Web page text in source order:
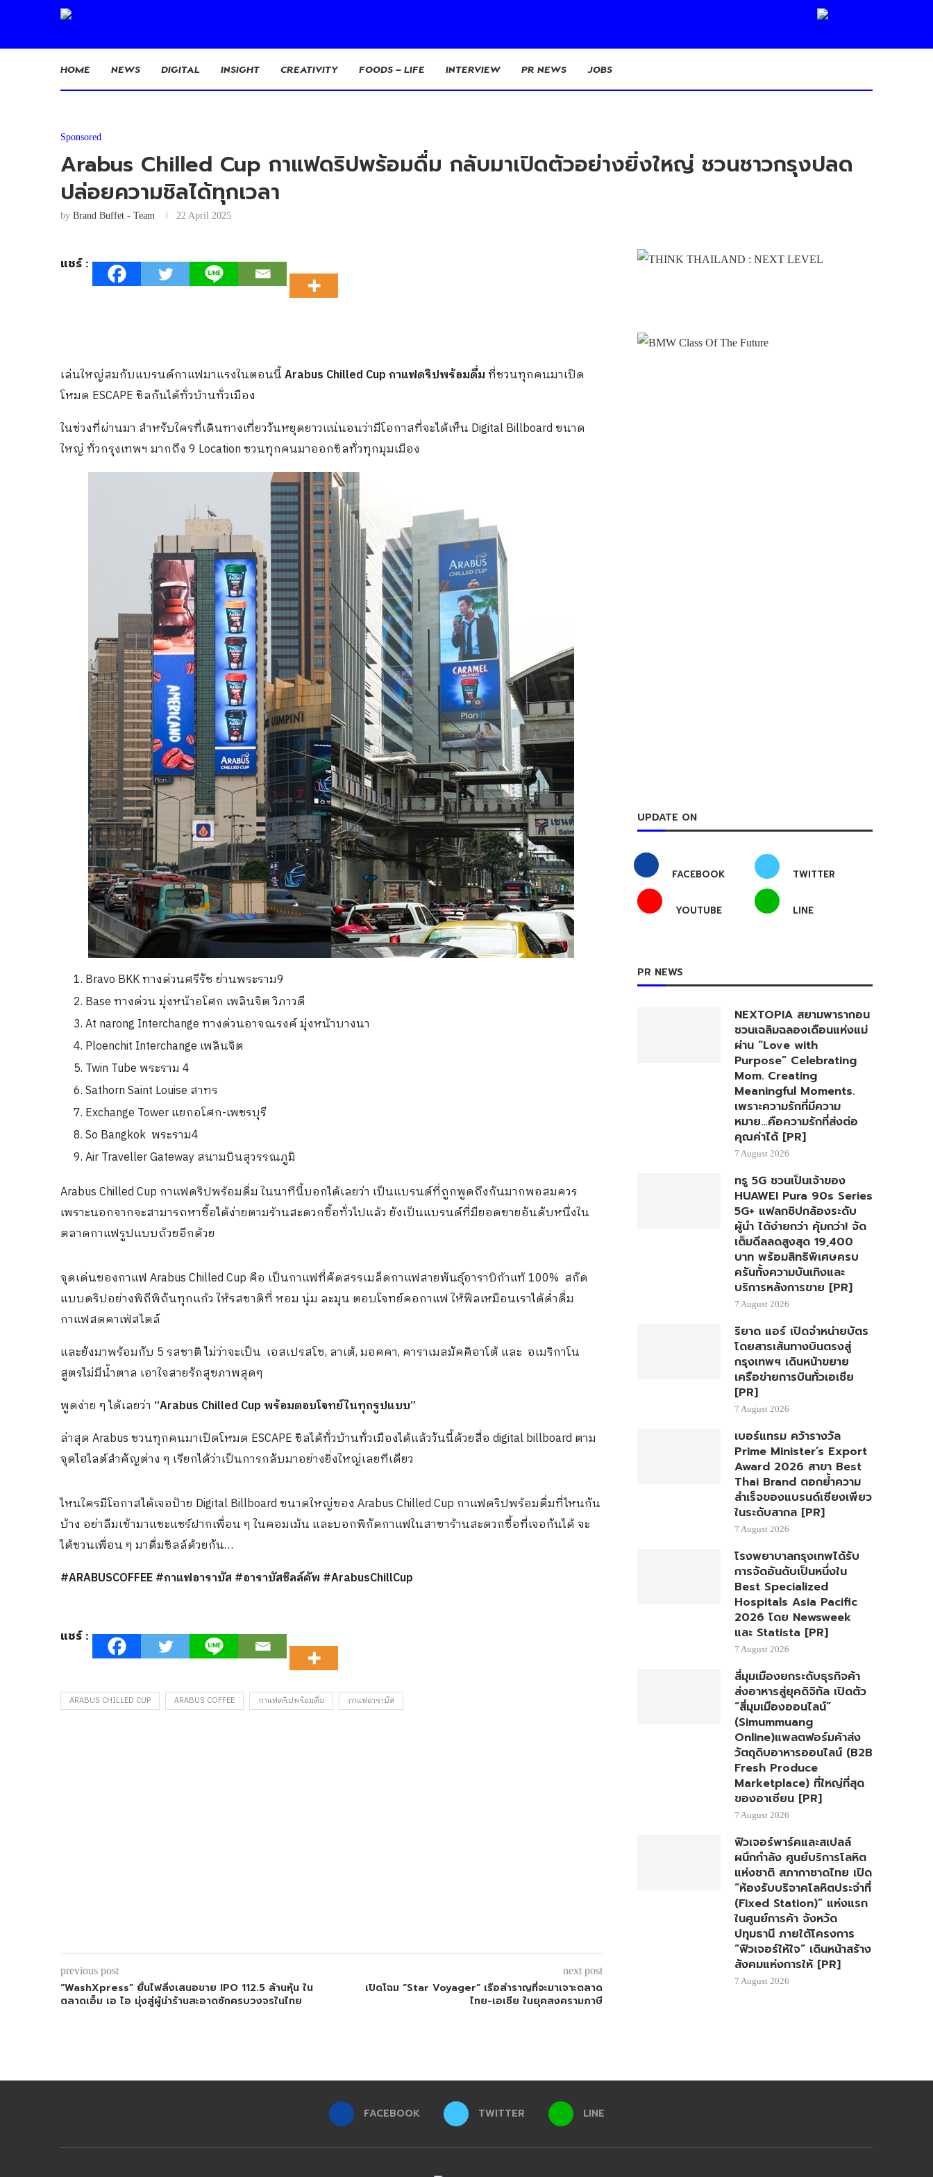
HOME NEWS DIGITAL INSIGHT CREATIVITY FOODS – LIFE INTERVIEW PR NEWS JOBS
Sponsored
Arabus Chilled Cup กาแฟดริปพร้อมดื่ม กลับมาเปิดตัวอย่างยิ่งใหญ่ ชวนชาวกรุงปลด
ปล่อยความชิลได้ทุกเวลา
by Brand Buffet - Team 22 April 2025
แชร์ :
เล่นใหญ่สมกับแบรนด์กาแฟมาแรงในตอนนี้Arabus Chilled Cup กาแฟดริปพร้อมดื่มที่ชวนทุกคนมาเปิด
โหมด ESCAPE ชิลกันได้ทั่วบ้านทั่วเมือง
ในช่วงที่ผ่านมา สำหรับใครที่เดินทางเที่ยววันหยุดยาวแน่นอนว่ามีโอกาสที่จะได้เห็น Digital Billboard ขนาด
ใหญ่ ทั่วกรุงเทพฯ มากถึง 9 Location ชวนทุกคนมาออกชิลทั่วทุกมุมเมือง
Bravo BKK ทางด่วนศรีรัช ย่านพระราม9
Base ทางด่วน มุ่งหน้าอโศก เพลินจิต วิภาวดี
At narong Interchange ทางด่วนอาจณรงค์ มุ่งหน้าบางนา
Ploenchit Interchange เพลินจิต
Twin Tube พระราม 4
Sathorn Saint Louise สาทร
Exchange Tower แยกอโศก-เพชรบุรี
So Bangkok พระราม4
Air Traveller Gateway สนามบินสุวรรณภูมิ
Arabus Chilled Cup กาแฟดริปพร้อมดื่ม ในนาทีนี้บอกได้เลยว่า เป็นแบรนด์ที่ถูกพูดถึงกันมากพอสมควร
เพราะนอกจากจะสามารถหาซื้อได้ง่ายตามร้านสะดวกซื้อทั่วไปแล้ว ยังเป็นแบรนด์ที่มียอดขายอันดับหนึ่งใน
ตลาดกาแฟรูปแบบถ้วยอีกด้วย
จุดเด่นของกาแฟ Arabus Chilled Cup คือ เป็นกาแฟที่คัดสรรเมล็ดกาแฟสายพันธุ์อาราบิก้าแท้ 100% สกัด
แบบดริปอย่างพิถีพิถันทุกแก้ว ให้รสชาติที่ หอม นุ่ม ละมุน ตอบโจทย์คอกาแฟ ให้ฟีลเหมือนเราได้ด่ำดื่ม
กาแฟสดคาเฟ่สไตล์
และยังมาพร้อมกับ 5 รสชาติ ไม่ว่าจะเป็น เอสเปรสโซ, ลาเต้, มอคคา, คาราเมลมัคคิอาโต้ และ อเมริกาโน
สูตรไม่มีน้ำตาล เอาใจสายรักสุขภาพสุดๆ
พูดง่าย ๆ ได้เลยว่า “Arabus Chilled Cup พร้อมตอบโจทย์ในทุกรูปแบบ”
ล่าสุด Arabus ชวนทุกคนมาเปิดโหมด ESCAPE ชิลได้ทั่วบ้านทั่วเมืองได้แล้ววันนี้ด้วยสื่อ digital billboard ตาม
จุดไฮไลต์สำคัญต่าง ๆ เรียกได้ว่าเป็นการกลับมาอย่างยิ่งใหญ่เลยทีเดียว
ไหนใครมีโอกาสได้เจอป้าย Digital Billboard ขนาดใหญ่ของ Arabus Chilled Cup กาแฟดริปพร้อมดื่มที่ไหนกัน
บ้าง อย่าลืมเข้ามาแชะแชร์ฝากเพื่อน ๆ ในคอมเม้น และบอกพิกัดกาแฟในสาขาร้านสะดวกซื้อที่เจอกันได้ จะ
ได้ชวนเพื่อน ๆ มาดื่มชิลล์ด้วยกัน…
#ARABUSCOFFEE #กาแฟอาราบัส #อาราบัสชิลล์คัพ #ArabusChillCup
แชร์ :
ARABUS CHILLED CUP ARABUS COFFEE กาแฟดริปพร้อมดื่ม กาแฟอาราบัส
previous post
“WashXpress” ยื่นไฟลิ่งเสนอขาย IPO 112.5 ล้านหุ้น ใน
ตลาดเอ็ม เอ ไอ มุ่งสู่ผู้นำร้านสะอาดซักครบวงจรในไทย
next post
เปิดโฉม “Star Voyager” เรือสำราญที่จะมาเจาะตลาด
ไทย-เอเชีย ในยุคสงครามภาษี
UPDATE ON
FACEBOOK TWITTER
YOUTUBE LINE
PR NEWS
NEXTOPIA สยามพารากอน
ชวนเฉลิมฉลองเดือนแห่งแม่
ผ่าน “Love with
Purpose” Celebrating
Mom. Creating
Meaningful Moments.
เพราะความรักที่มีความ
หมาย…คือความรักที่ส่งต่อ
คุณค่าได้ [PR]
7 August 2026
ทรู 5G ชวนเป็นเจ้าของ
HUAWEI Pura 90s Series
5G+ แฟลกชิปกล้องระดับ
ผู้นำ ได้ง่ายกว่า คุ้มกว่า! จัด
เต็มดีลลดสูงสุด 19,400
บาท พร้อมสิทธิพิเศษครบ
ครันทั้งความบันเทิงและ
บริการหลังการขาย [PR]
7 August 2026
ริยาด แอร์ เปิดจำหน่ายบัตร
โดยสารเส้นทางบินตรงสู่
กรุงเทพฯ เดินหน้าขยาย
เครือข่ายการบินทั่วเอเชีย
[PR]
7 August 2026
เบอร์แทรม คว้ารางวัล
Prime Minister’s Export
Award 2026 สาขา Best
Thai Brand ตอกย้ำความ
สำเร็จของแบรนด์เซียงเพียว
ในระดับสากล [PR]
7 August 2026
โรงพยาบาลกรุงเทพได้รับ
การจัดอันดับเป็นหนึ่งใน
Best Specialized
Hospitals Asia Pacific
2026 โดย Newsweek
และ Statista [PR]
7 August 2026
สี่มุมเมืองยกระดับธุรกิจค้า
ส่งอาหารสู่ยุคดิจิทัล เปิดตัว
“สี่มุมเมืองออนไลน์”
(Simummuang
Online)แพลตฟอร์มค้าส่ง
วัตถุดิบอาหารออนไลน์ (B2B
Fresh Produce
Marketplace) ที่ใหญ่ที่สุด
ของอาเซียน [PR]
7 August 2026
ฟิวเจอร์พาร์คและสเปลล์
ผนึกกำลัง ศูนย์บริการโลหิต
แห่งชาติ สภากาชาดไทย เปิด
“ห้องรับบริจาคโลหิตประจำที่
(Fixed Station)” แห่งแรก
ในศูนย์การค้า จังหวัด
ปทุมธานี ภายใต้โครงการ
“ฟิวเจอร์ให้ใจ” เดินหน้าสร้าง
สังคมแห่งการให้ [PR]
7 August 2026
FACEBOOK TWITTER LINE